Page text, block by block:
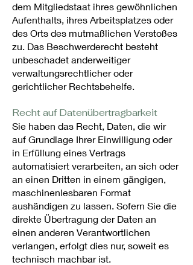
dem Mitgliedstaat ihres gewöhnlichen
Aufenthalts, ihres Arbeitsplatzes oder
des Orts des mutmaßlichen Verstoßes
zu. Das Beschwerderecht besteht
unbeschadet anderweitiger
verwaltungsrechtlicher oder
gerichtlicher Rechtsbehelfe.
Recht auf Daten­übertrag­barkeit
Sie haben das Recht, Daten, die wir
auf Grundlage Ihrer Einwilligung oder
in Erfüllung eines Vertrags
automatisiert verarbeiten, an sich oder
an einen Dritten in einem gängigen,
maschinenlesbaren Format
aushändigen zu lassen. Sofern Sie die
direkte Übertragung der Daten an
einen anderen Verantwortlichen
verlangen, erfolgt dies nur, soweit es
technisch machbar ist.